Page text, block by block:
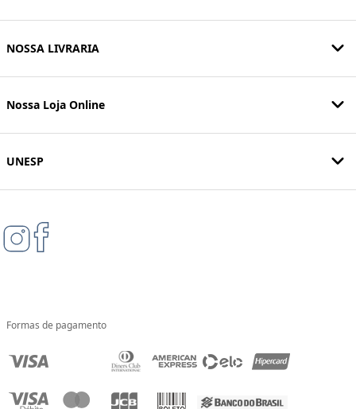
NOSSA LIVRARIA
Nossa Loja Online
UNESP
Formas de pagamento